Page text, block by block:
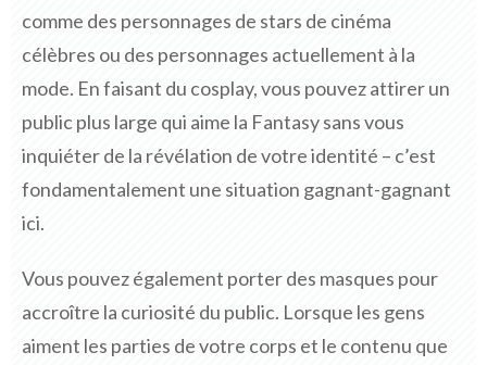
comme des personnages de stars de cinéma
célèbres ou des personnages actuellement à la
mode. En faisant du cosplay, vous pouvez attirer un
public plus large qui aime la Fantasy sans vous
inquiéter de la révélation de votre identité – c’est
fondamentalement une situation gagnant-gagnant
ici.
Vous pouvez également porter des masques pour
accroître la curiosité du public. Lorsque les gens
aiment les parties de votre corps et le contenu que